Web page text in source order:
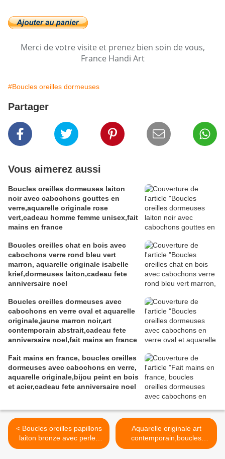
Merci de votre visite et prenez bien soin de vous,
France Handi Art
#Boucles oreilles dormeuses
Partager
Vous aimerez aussi
Boucles oreilles dormeuses laiton
noir avec cabochons gouttes en
verre,aquarelle originale rose
vert,cadeau homme femme unisex,fait
mains en france
Boucles oreilles chat en bois avec
cabochons verre rond bleu vert
marron, aquarelle originale isabelle
krief,dormeuses laiton,cadeau fete
anniversaire noel
Boucles oreilles dormeuses avec
cabochons en verre oval et aquarelle
originale,jaune marron noir,art
contemporain abstrait,cadeau fete
anniversaire noel,fait mains en france
Fait mains en france, boucles oreilles
dormeuses avec cabochons en verre,
aquarelle originale,bijou peint en bois
et acier,cadeau fete anniversaire noel
< Boucles oreilles papillons
laiton bronze avec perles
de verre vieux rose à
Aquarelle originale art
contemporain,boucles
oreilles dormeuses